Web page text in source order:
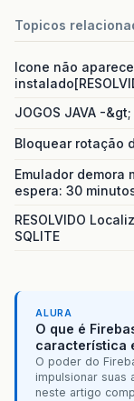
Topicos
Icone não
JOGOS JAVA -&gt;
Bloquear rotação
Emulador demora
espera: 30
RESOLVIDO
SQLITE
ALURA
O que é
característica
O poder do
impulsionar
neste artigo